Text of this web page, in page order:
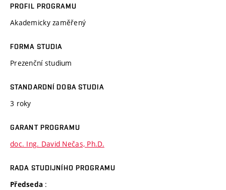
PROFIL PROGRAMU
Akademicky zaměřený
FORMA STUDIA
Prezenční studium
STANDARDNÍ DOBA STUDIA
3 roky
GARANT PROGRAMU
doc. Ing. David Nečas, Ph.D.
RADA STUDIJNÍHO PROGRAMU
Předseda :